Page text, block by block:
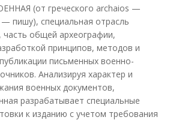
(от греческого archaios —
пишу), специальная отрасль
часть общей археографии,
принципов, методов и
письменных военно-
Анализируя характер и
военных документов,
разрабатывает специальные
к изданию с учетом требования